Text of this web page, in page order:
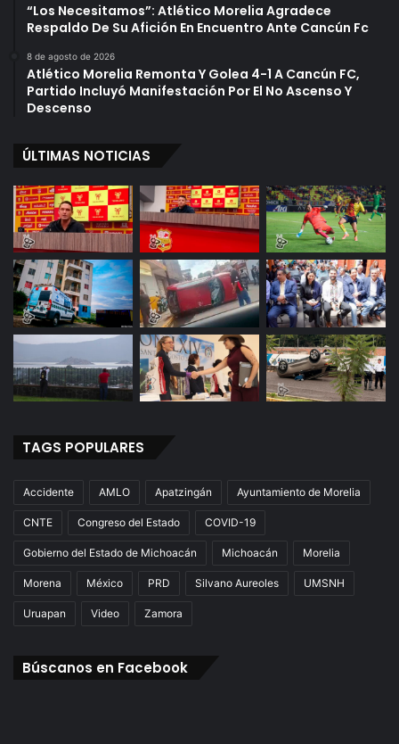
“Los Necesitamos”: Atlético Morelia Agradece
Respaldo De Su Afición En Encuentro Ante Cancún Fc
8 de agosto de 2026
Atlético Morelia Remonta Y Golea 4-1 A Cancún FC,
Partido Incluyó Manifestación Por El No Ascenso Y
Descenso
ÚLTIMAS NOTICIAS
TAGS POPULARES
Accidente AMLO Apatzingán Ayuntamiento de Morelia
CNTE Congreso del Estado COVID-19
Gobierno del Estado de Michoacán Michoacán Morelia
Morena México PRD Silvano Aureoles UMSNH
Uruapan Video Zamora
Búscanos en Facebook